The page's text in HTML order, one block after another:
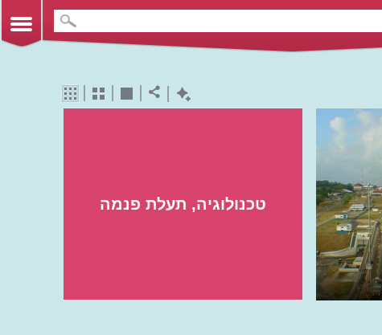
טכנולוגיה, תעלת פנמה